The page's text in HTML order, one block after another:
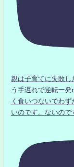
親は子育てに失敗し
う手遅れで逆転一
く食いつないでわ
いのです。ないので